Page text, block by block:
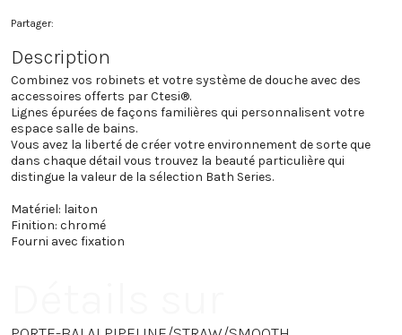
Partager:
Description
Combinez vos robinets et votre système de douche avec des
accessoires offerts par Ctesi®.
Lignes épurées de façons familières qui personnalisent votre
espace salle de bains.
Vous avez la liberté de créer votre environnement de sorte que
dans chaque détail vous trouvez la beauté particulière qui
distingue la valeur de la sélection Bath Series.
Matériel: laiton
Finition: chromé
Fourni avec fixation